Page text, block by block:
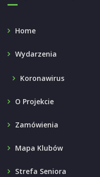
Home
Wydarzenia
Koronawirus
O Projekcie
Zamówienia
Mapa Klubów
Strefa Seniora